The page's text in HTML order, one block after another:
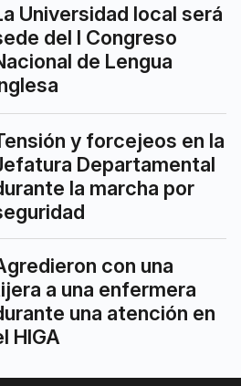
Universidad local será
del I Congreso
de Lengua
y forcejeos en la
Departamental
la marcha por
con una
a una enfermera
una atención en
HIGA